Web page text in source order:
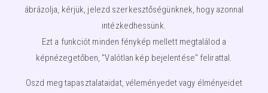
ábrázolja, kérjük, jelezd szerkesztőségünknek, hogy azonnal
intézkedhessünk.
Ezt a funkciót minden fénykép mellett megtalálod a
képnézegetőben, "Valótlan kép bejelentése" felirattal.
Oszd meg tapasztalataidat, véleményedet vagy élményeidet